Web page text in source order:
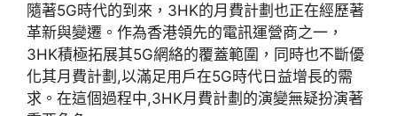
隨著5G時代的到來，3HK的月費計劃也正在經歷著
革新與變遷。作為香港領先的電訊運營商之一，
3HK積極拓展其5G網絡的覆蓋範圍，同時也不斷優
化其月費計劃,以滿足用戶在5G時代日益增長的需
求。在這個過程中,3HK月費計劃的演變無疑扮演著